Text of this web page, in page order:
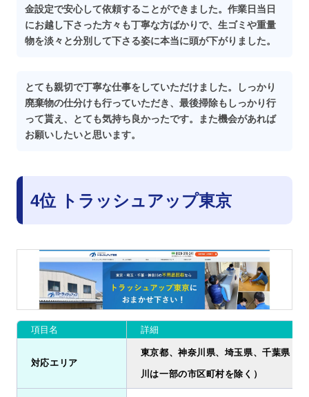
金設定で安心して依頼することができました。作業日当日
にお越し下さった方々も丁寧な方ばかりで、生ゴミや重量
物を淡々と分別して下さる姿に本当に頭が下がりました。
とても親切で丁寧な仕事をしていただけました。しっかり
廃棄物の仕分けも行っていただき、最後掃除もしっかり行
って貰え、とても気持ち良かったです。また機会があれば
お願いしたいと思います。
4位 トラッシュアップ東京
項目名 詳細
対応エリア
東京都、神奈川県、埼玉県、千葉県（
川は一部の市区町村を除く）